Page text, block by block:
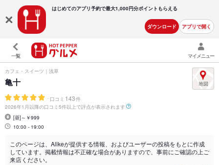
はじめてのアプリ予約で最大1,000円分ポイントもらえる
ダウンロード アプリで開く
一覧 マイメニュー
カフェ・スイーツ｜浅草
亀十
- 口コミ 143件
2026年1月以降の口コミ5件以上で評点が表示されます
[昼]～￥999
10:00 - 19:00
このページは、Alikeが提供する情報、およびユーザーの投稿をもとに作成
しています。掲載情報は不正確な場合がありますので、事前にご確認の上ご
来店ください。